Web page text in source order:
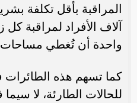
المراقبة بأقل تكلفة
آلاف الأفراد لمراقبة كل
واحدة أن تُغطي
كما تسهم هذه الطائرات
للحالات الطارئة، لا